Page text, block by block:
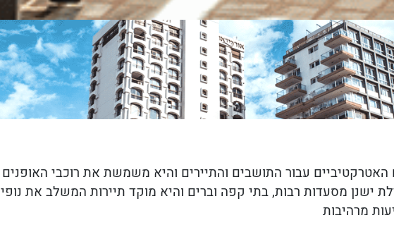
עבור התושבים והתיירים והיא משמשת את רוכבי האופנים
ישנן מסעדות רבות, בתי קפה וברים והיא מוקד תיירות המשלב את נופי
מרהיבות